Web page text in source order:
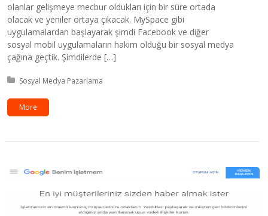
olanlar gelişmeye mecbur oldukları için bir süre ortada
olacak ve yeniler ortaya çıkacak. MySpace gibi
uygulamalardan başlayarak şimdi Facebook ve diğer
sosyal mobil uygulamaların hakim olduğu bir sosyal medya
çağına geçtik. Şimdilerde […]
Kategori:
Sosyal Medya Pazarlama
More